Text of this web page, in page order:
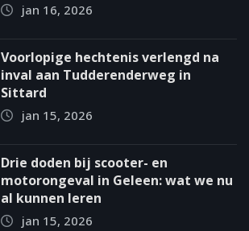
jan 16, 2026
Voorlopige hechtenis verlengd na
inval aan Tudderenderweg in
Sittard
jan 15, 2026
Drie doden bij scooter- en
motorongeval in Geleen: wat we nu
al kunnen leren
jan 15, 2026